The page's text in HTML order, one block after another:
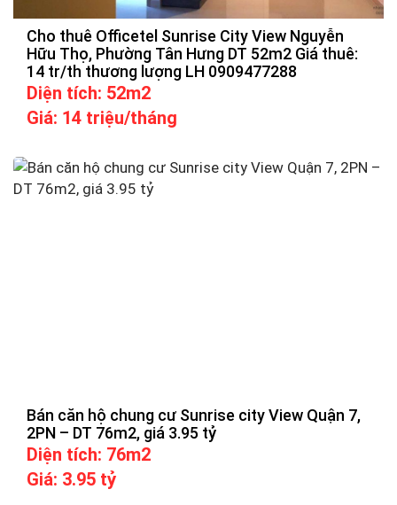
Cho thuê Officetel Sunrise City View Nguyễn
Hữu Thọ, Phường Tân Hưng DT 52m2 Giá thuê:
14 tr/th thương lượng LH 0909477288
Diện tích: 52m2
Giá: 14 triệu/tháng
Bán căn hộ chung cư Sunrise city View Quận 7,
2PN – DT 76m2, giá 3.95 tỷ
Diện tích: 76m2
Giá: 3.95 tỷ